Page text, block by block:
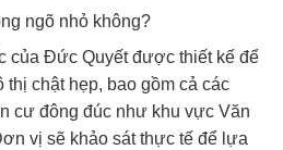
ngõ nhỏ không?
của Đức Quyết được thiết kế để
chật hẹp, bao gồm cả các
cư đông đúc như khu vực Văn
vị sẽ khảo sát thực tế để lựa